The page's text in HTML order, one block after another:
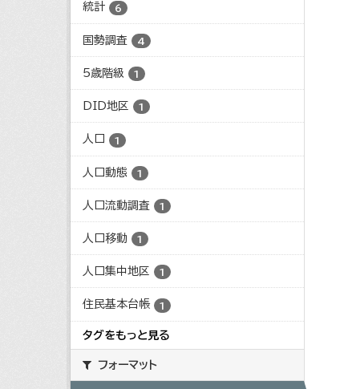
統計 6
国勢調査 4
5歳階級 1
DID地区 1
人口 1
人口動態 1
人口流動調査 1
人口移動 1
人口集中地区 1
住民基本台帳 1
タグをもっと見る
フォーマット